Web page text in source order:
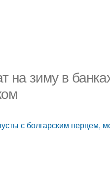
на зиму в
с болгарским перцем,